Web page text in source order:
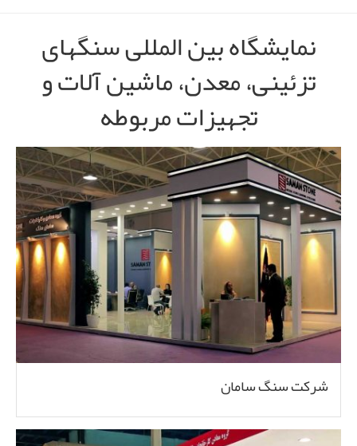
نمایشگاه بین المللی سنگهای
تزئینی، معدن، ماشین آلات و
تجهیزات مربوطه
شرکت سنگ سامان